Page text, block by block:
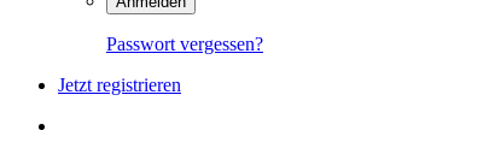
Passwort vergessen?
Jetzt registrieren